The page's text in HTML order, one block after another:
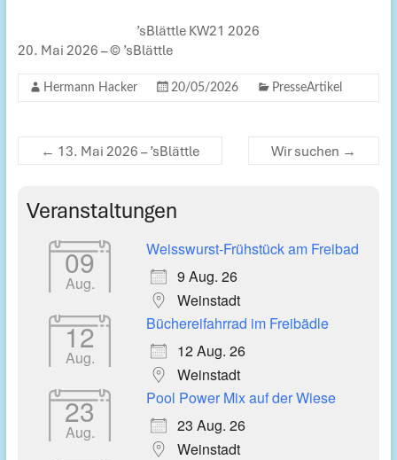
Beutelsbach
’sBlättle KW21 2026
20. Mai 2026 – © ’sBlättle
Hermann Hacker 20/05/2026 PresseArtikel
← 13. Mai 2026 – ’sBlättle Wir suchen →
Veranstaltungen
09
Aug.
Weisswurst-Frühstück am Freibad
9 Aug. 26
Weinstadt
12
Aug.
Büchereifahrrad im Freibädle
12 Aug. 26
Weinstadt
23
Aug.
Pool Power Mix auf der Wiese
23 Aug. 26
Weinstadt